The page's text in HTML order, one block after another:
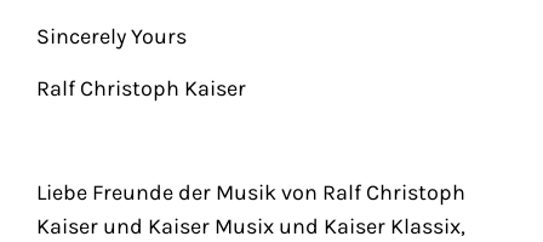
Sincerely Yours
Ralf Christoph Kaiser
Liebe Freunde der Musik von Ralf Christoph
Kaiser und Kaiser Musix und Kaiser Klassix,